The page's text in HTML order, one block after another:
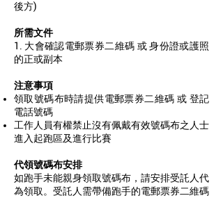
後方)
所需文件
1. 大會確認電郵票券二維碼 或 身份證或護照
的正或副本
注意事項
領取號碼布時請提供電郵票券二維碼 或 登記
電話號碼
工作人員有權禁止沒有佩戴有效號碼布之人士
進入起跑區及進行比賽
代領號碼布安排
如跑手未能親身領取號碼布，請安排受託人代
為領取。受託人需帶備跑手的電郵票券二維碼